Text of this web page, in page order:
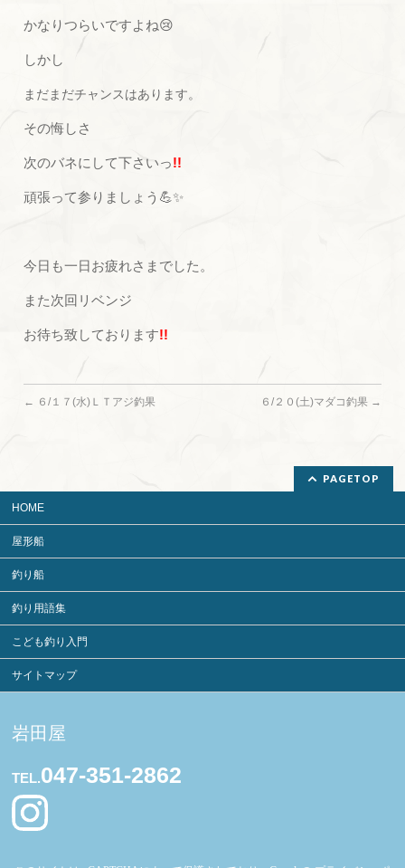
かなりつらいですよね😢
しかし
まだまだチャンスはあります。
その悔しさ
次のバネにして下さいっ!!
頑張って参りましょう💪✨
今日も一日お疲れさまでした。
また次回リベンジ
お待ち致しております!!
← ６/１７(水)ＬＴアジ釣果 ６/２０(土)マダコ釣果 →
PAGETOP
HOME
屋形船
釣り船
釣り用語集
こども釣り入門
サイトマップ
岩田屋
TEL.047-351-2862